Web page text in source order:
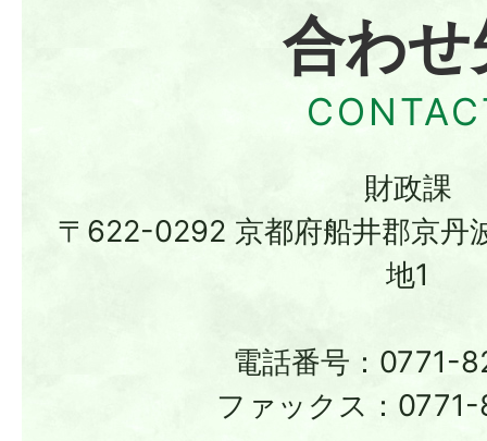
合わせ
財政課
〒622-0292 京都府船井郡京丹
地1
電話番号：0771-
ファックス：